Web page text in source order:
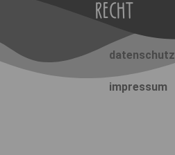
RECHT
datenschutz
impressum